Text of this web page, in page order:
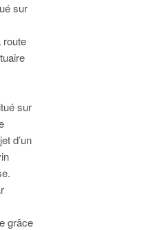
sur
route
sur
d’un
grâce